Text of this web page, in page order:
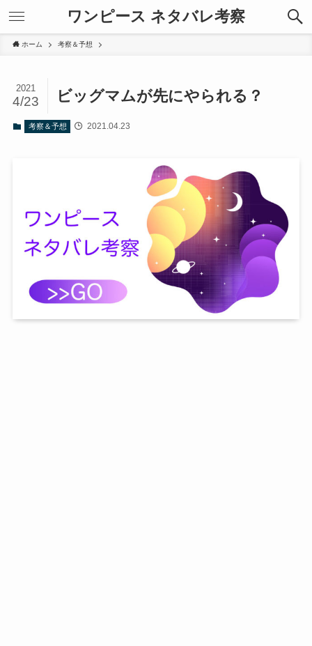
ワンピース ネタバレ考察
ホーム 考察＆予想
ビッグマムが先にやられる？
2021
4/23
考察＆予想 2021.04.23